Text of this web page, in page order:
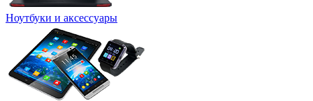
Ноутбуки и аксессуары